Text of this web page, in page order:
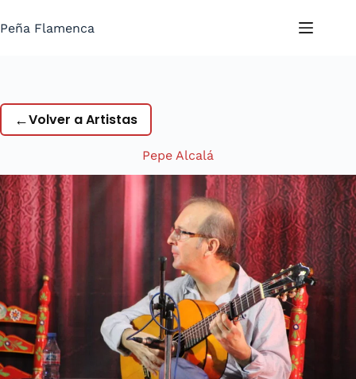
al
Peña Flamenca
←Volver a Artistas
Pepe Alcalá